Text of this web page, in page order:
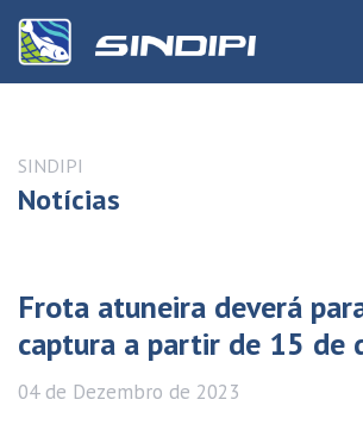
SINDIPI
Notícias
Frota atuneira deverá
captura a partir de 15 de
04 de Dezembro de 2023